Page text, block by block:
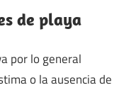
de playa
por lo general
o la ausencia de